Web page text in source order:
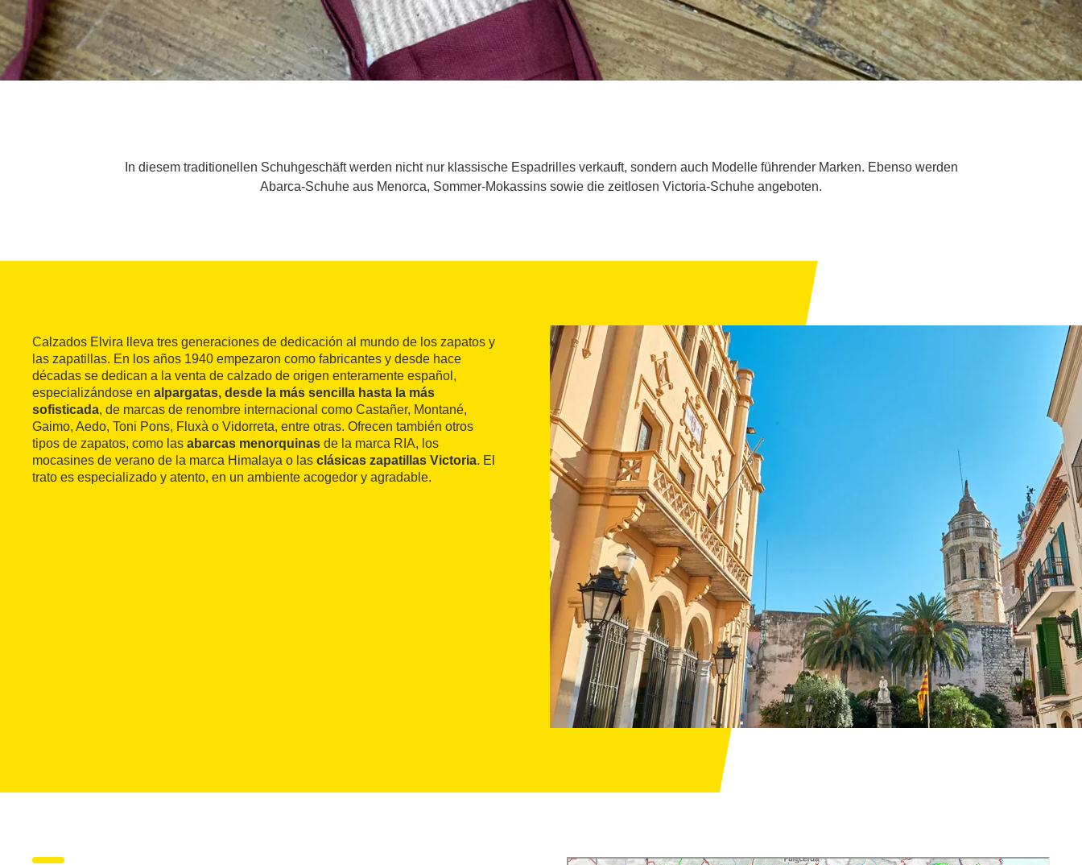
In diesem traditionellen Schuhgeschäft werden nicht nur klassische Espadrilles verkauft, sondern auch Modelle führender Marken. Ebenso werden
Abarca-Schuhe aus Menorca, Sommer-Mokassins sowie die zeitlosen Victoria-Schuhe angeboten.
Calzados Elvira lleva tres generaciones de dedicación al mundo de los zapatos y
las zapatillas. En los años 1940 empezaron como fabricantes y desde hace
décadas se dedican a la venta de calzado de origen enteramente español,
especializándose en alpargatas, desde la más sencilla hasta la más
sofisticada, de marcas de renombre internacional como Castañer, Montané,
Gaimo, Aedo, Toni Pons, Fluxà o Vidorreta, entre otras. Ofrecen también otros
tipos de zapatos, como las abarcas menorquinas de la marca RIA, los
mocasines de verano de la marca Himalaya o las clásicas zapatillas Victoria. El
trato es especializado y atento, en un ambiente acogedor y agradable.